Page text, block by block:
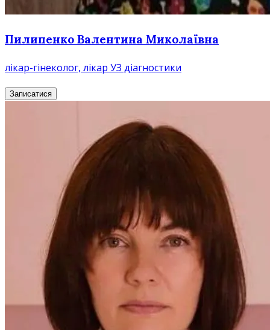
Пилипенко Валентина Миколаївна
лікар-гінеколог, лікар УЗ діагностики
Записатися